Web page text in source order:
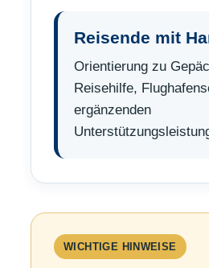
Reisende mit
Orientierung zu
Reisehilfe,
ergänzenden
WICHTIGE HINWEISE